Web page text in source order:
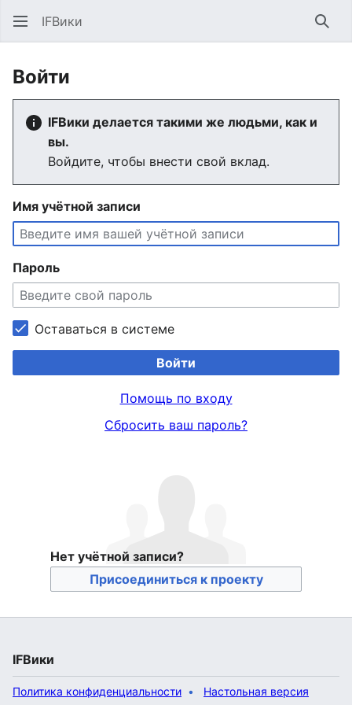
IFВики
Войти
IFВики делается такими же людьми, как и
вы.
Войдите, чтобы внести свой вклад.
Имя учётной записи
Пароль
Оставаться в системе
Войти
Помощь по входу
Сбросить ваш пароль?
Нет учётной записи?
Присоединиться к проекту
IFВики
Политика конфиденциальности Настольная версия